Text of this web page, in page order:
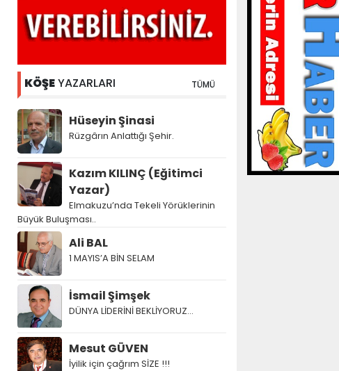
KÖŞEYAZARLARI TÜMÜ
Hüseyin Şinasi
Rüzgârın Anlattığı Şehir.
Kazım KILINÇ (Eğitimci
Yazar)
Elmakuzu’nda Tekeli Yörüklerinin
Büyük Buluşması..
Ali BAL
1 MAYIS’A BİN SELAM
İsmail Şimşek
DÜNYA LİDERİNİ BEKLİYORUZ…
Mesut GÜVEN
İyilik için çağrım SİZE !!!